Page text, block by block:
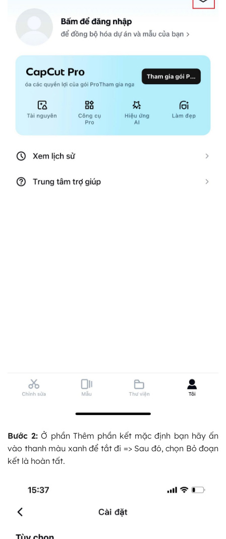
Bước 2: Ở phần Thêm phần kết mặc định bạn hãy ấn
vào thanh màu xanh để tắt đi => Sau đó, chọn Bỏ đoạn
kết là hoàn tất.